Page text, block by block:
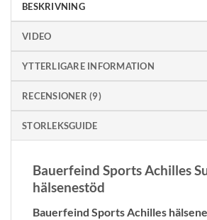
BESKRIVNING
VIDEO
YTTERLIGARE INFORMATION
RECENSIONER (9)
STORLEKSGUIDE
Bauerfeind Sports Achilles
hälsenestöd
Bauerfeind Sports Achilles